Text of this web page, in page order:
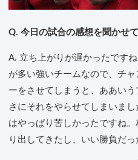
Q. 今日の試合の感想を聞かせて
A. 立ち上がりが遅かったです
が多い強いチームなので、チ
ーをさせてしまうと、ああい
さにそれをやらせてしまいま
はやっぱり苦しかったですね
り出してきたし、いい勝負だっ